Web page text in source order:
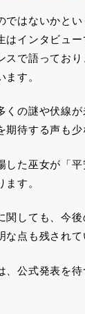
ではないかと
はインタビュ
スで語ってお
す。
くの謎や伏線
待する声も少
した巫女が「
す。
関しても、今
点も残されて
公式発表を待